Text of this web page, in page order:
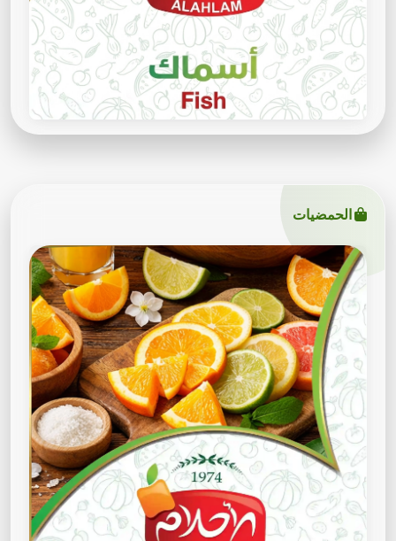
الحمضيات